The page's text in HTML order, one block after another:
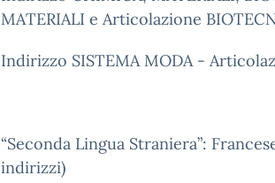
MATERIALI e Articolazione
Indirizzo SISTEMA MODA -
“Seconda Lingua Straniera”:
indirizzi)